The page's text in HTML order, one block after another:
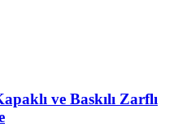
ve Baskılı Zarflı